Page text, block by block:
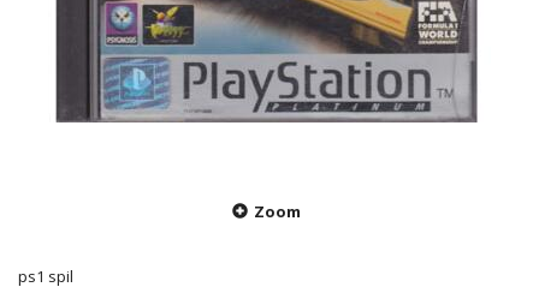
Zoom
ps1 spil